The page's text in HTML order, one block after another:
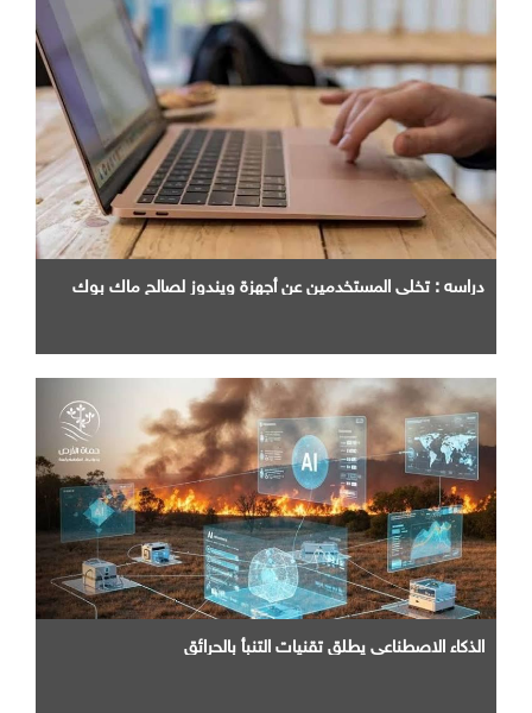
دراسه : تخلي المستخدمين عن أجهزة ويندوز لصالح ماك بوك
الذكاء الاصطناعي يطلق تقنيات التنبأ بالحرائق